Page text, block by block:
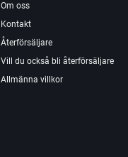
Om oss
Kontakt
Återförsäljare
Vill du också bli återförsäljare
Allmänna villkor